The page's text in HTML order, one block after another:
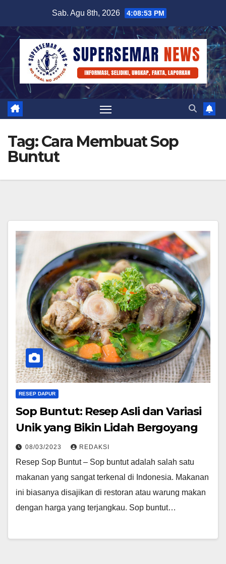
content
Sab. Agu 8th, 2026 4:08:53 PM
Tag:Cara Membuat Sop
Buntut
RESEP DAPUR
Sop Buntut: Resep Asli dan Variasi
Unik yang Bikin Lidah Bergoyang
08/03/2023 REDAKSI
Resep Sop Buntut – Sop buntut adalah salah satu
makanan yang sangat terkenal di Indonesia. Makanan
ini biasanya disajikan di restoran atau warung makan
dengan harga yang terjangkau. Sop buntut…